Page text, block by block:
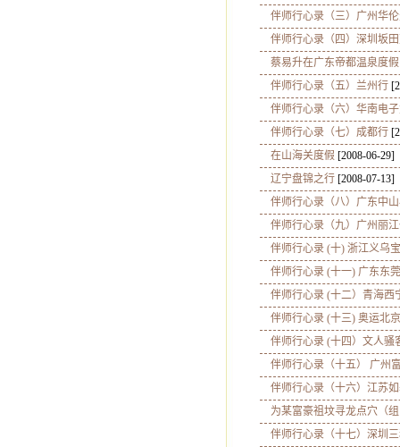
伴师行心录（三）广州华
伴师行心录（四）深圳坂
蔡易升在广东帝都温泉度
伴师行心录（五）兰州行
伴师行心录（六）华南电
伴师行心录（七）成都行
在山海关度假 [2008-06-29]
辽宁盘锦之行 [2008-07-13]
伴师行心录（八）广东中
伴师行心录（九）广州丽
伴师行心录 (十) 浙江义乌
伴师行心录 (十一) 广东东
伴师行心录 (十二）青海西
伴师行心录 (十三) 奥运北京
伴师行心录 (十四）文人骚
伴师行心录（十五） 广州
伴师行心录（十六）江苏
为某富豪祖坟寻龙点穴（
伴师行心录（十七）深圳